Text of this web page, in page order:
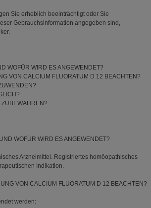
Sie erheblich beeinträchtigt oder Sie
Gebrauchsinformation angegeben sind,
WOFÜR WIRD ES ANGEWENDET?
VON CALCIUM FLUORATUM D 12 BEACHTEN?
WOFÜR WIRD ES ANGEWENDET?
Arzneimittel. Registriertes homöopathisches
Indikation.
VON CALCIUM FLUORATUM D 12 BEACHTEN?
werden: